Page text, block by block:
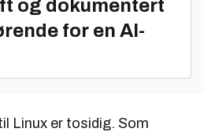
og dokumentert
for en AI-
Linux er tosidig. Som